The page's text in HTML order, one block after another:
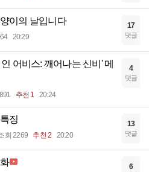
이의 날입니다
20:29
17
댓글
어비스: 깨어나는 신비' 메
추천 1 20:24
4
댓글
징
회 2269 추천 2 20:20
13
댓글
6